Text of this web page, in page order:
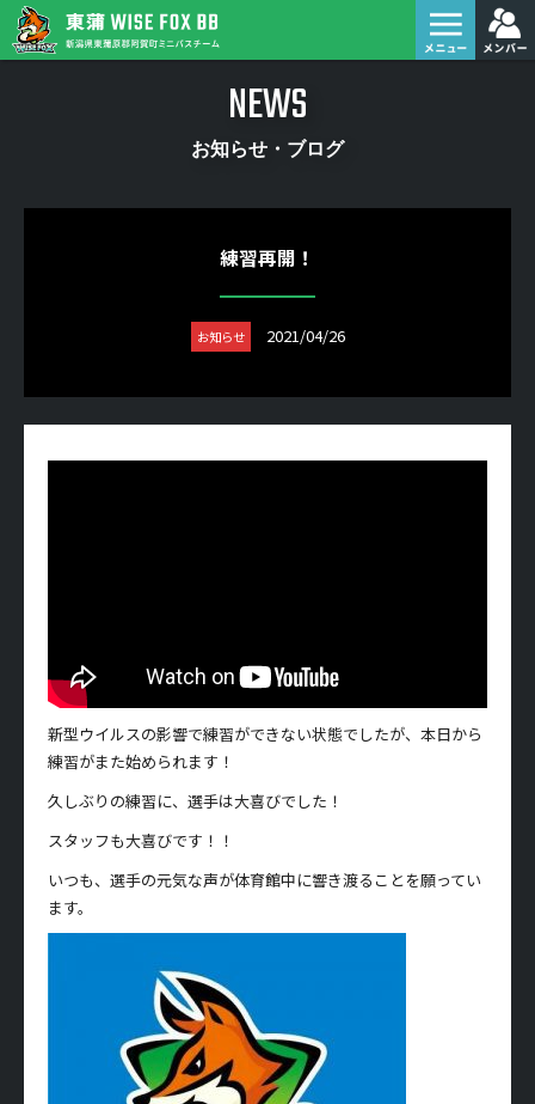
NEWS
お知らせ・ブログ
練習再開！
お知らせ 2021/04/26
新型ウイルスの影響で練習ができない状態でしたが、本日から
練習がまた始められます！
久しぶりの練習に、選手は大喜びでした！
スタッフも大喜びです！！
いつも、選手の元気な声が体育館中に響き渡ることを願ってい
ます。